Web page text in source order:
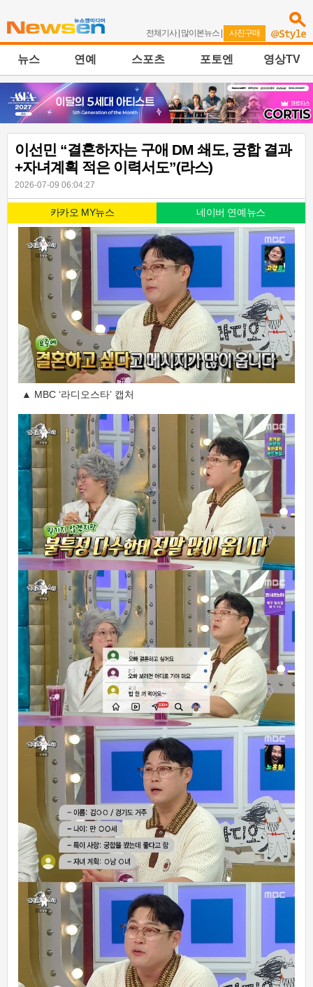
전체기사| 많이본뉴스 | 사진구매
뉴스 연예 스포츠 포토엔 영상TV
이선민 “결혼하자는 구애 DM 쇄도, 궁합 결과
+자녀계획 적은 이력서도”(라스)
2026-07-09 06:04:27
카카오 MY뉴스 네이버 연예뉴스
▲ MBC ‘라디오스타’ 캡처